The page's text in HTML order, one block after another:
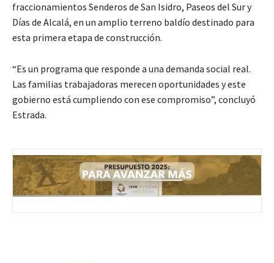
fraccionamientos Senderos de San Isidro, Paseos del Sur y
Días de Alcalá, en un amplio terreno baldío destinado para
esta primera etapa de construcción.
“Es un programa que responde a una demanda social real.
Las familias trabajadoras merecen oportunidades y este
gobierno está cumpliendo con ese compromiso”, concluyó
Estrada.